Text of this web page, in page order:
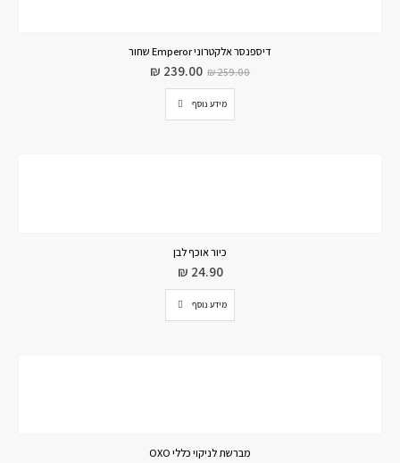
דיספנסר אלקטרוני Emperor שחור
₪259.00
₪ 239.00
מידע נוסף
כיור אוכף לבן
₪ 24.90
מידע נוסף
מברשת לניקוי כללי OXO